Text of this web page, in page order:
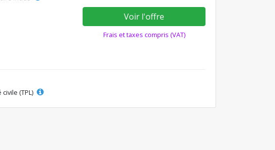
Voir l'offre
Frais et taxes compris (VAT)
(TPL)